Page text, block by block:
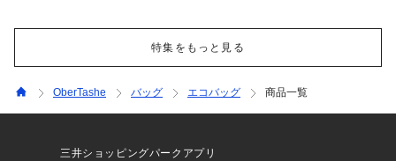
特集をもっと見る
OberTashe バッグ エコバッグ 商品一覧
三井ショッピングパークアプリ